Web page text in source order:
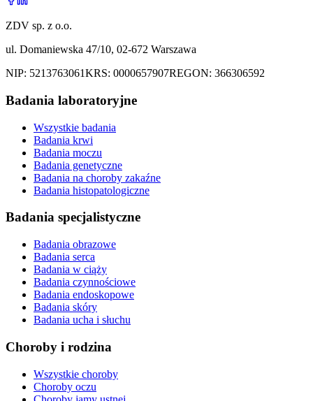
ZDV sp. z o.o.
ul. Domaniewska 47/10, 02-672 Warszawa
NIP: 5213763061KRS: 0000657907REGON: 366306592
Badania laboratoryjne
Wszystkie badania
Badania krwi
Badania moczu
Badania genetyczne
Badania na choroby zakaźne
Badania histopatologiczne
Badania specjalistyczne
Badania obrazowe
Badania serca
Badania w ciąży
Badania czynnościowe
Badania endoskopowe
Badania skóry
Badania ucha i słuchu
Choroby i rodzina
Wszystkie choroby
Choroby oczu